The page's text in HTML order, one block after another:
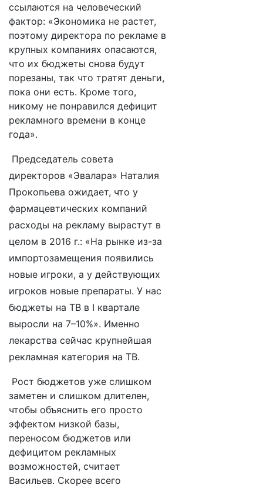
ссылаются на человеческий
фактор: «Экономика не растет,
поэтому директора по рекламе в
крупных компаниях опасаются,
что их бюджеты снова будут
порезаны, так что тратят деньги,
пока они есть. Кроме того,
никому не понравился дефицит
рекламного времени в конце
года».
Председатель совета
директоров «Эвалара» Наталия
Прокопьева ожидает, что у
фармацевтических компаний
расходы на рекламу вырастут в
целом в 2016 г.: «На рынке из-за
импортозамещения появились
новые игроки, а у действующих
игроков новые препараты. У нас
бюджеты на ТВ в I квартале
выросли на 7–10%». Именно
лекарства сейчас крупнейшая
рекламная категория на ТВ.
Рост бюджетов уже слишком
заметен и слишком длителен,
чтобы объяснить его просто
эффектом низкой базы,
переносом бюджетов или
дефицитом рекламных
возможностей, считает
Васильев. Скорее всего